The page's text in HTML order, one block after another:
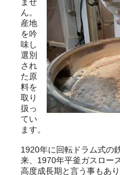
ん。
産地
を吟
味し
選別
され
た原
料を
取り
扱っ
てい
ます。
1920年に回転ドラム式の
来、1970年平釜ガスロー
高度成長期と言う事もあ